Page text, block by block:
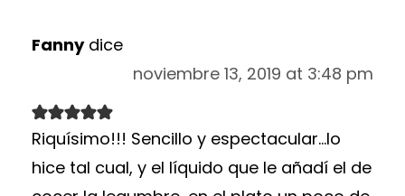
Fanny dice
noviembre 13, 2019 at 3:48 pm
Riquísimo!!! Sencillo y espectacular...lo
hice tal cual, y el líquido que le añadí el de